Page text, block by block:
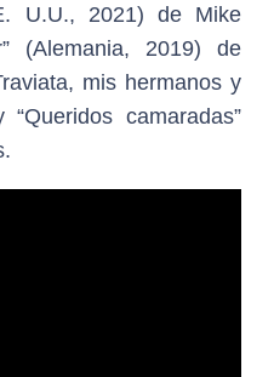
U.U., 2021) de Mike
(Alemania, 2019) de
mis hermanos y
camaradas”